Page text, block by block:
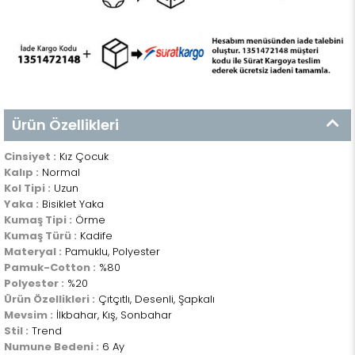
Ürün Özellikleri
Cinsiyet : Kız Çocuk
Kalıp : Normal
Kol Tipi : Uzun
Yaka : Bisiklet Yaka
Kumaş Tipi : Örme
Kumaş Türü : Kadife
Materyal : Pamuklu, Polyester
Pamuk-Cotton : %80
Polyester : %20
Ürün Özellikleri : Çıtçıtlı, Desenli, Şapkalı
Mevsim : İlkbahar, Kış, Sonbahar
Stil : Trend
Numune Bedeni : 6 Ay